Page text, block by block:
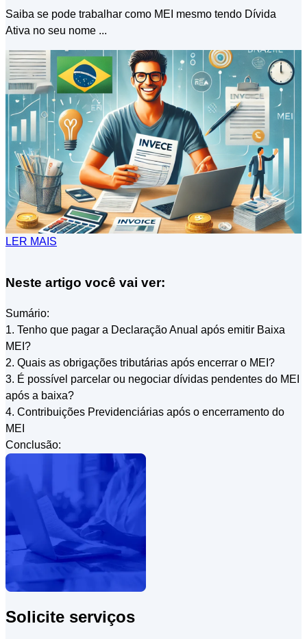
Neste artigo você vai ver:
Sumário:
1. Tenho que pagar a Declaração Anual após emitir Baixa
MEI?
2. Quais as obrigações tributárias após encerrar o MEI?
3. É possível parcelar ou negociar dívidas pendentes do MEI
após a baixa?
4. Contribuições Previdenciárias após o encerramento do
MEI
Conclusão:
Solicite serviços
Saiba se pode trabalhar como MEI mesmo tendo Dívida
Ativa no seu nome ...
LER MAIS